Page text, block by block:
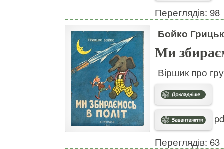
Переглядів: 98
Бойко
Ми
Віршик про
Переглядів: 63